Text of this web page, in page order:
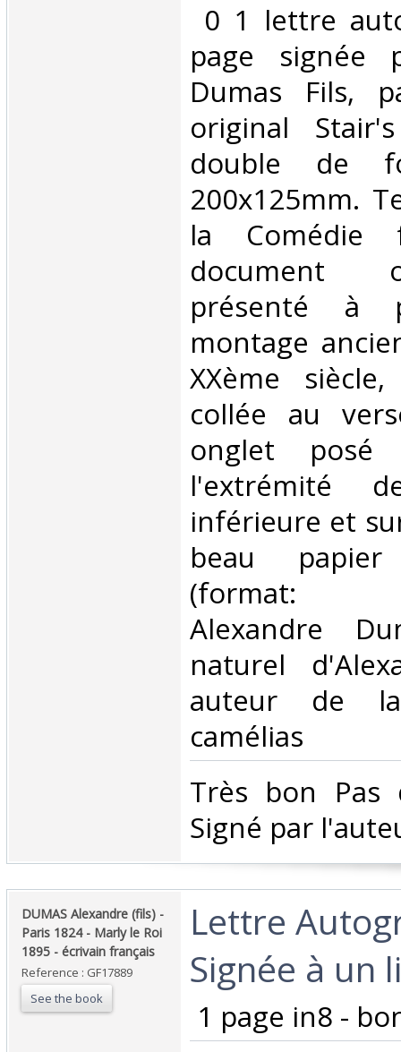
0 1 lettre
page signée
Dumas Fils,
original
double de
200x125mm.
la Comédie
document
présenté à
montage
XXème
collée au
onglet
l'extrémité
inférieure et
beau
(format:
Alexandre
naturel
auteur de
camélias ‎
‎Très bon Pas
Signé par
‎DUMAS Alexandre (fils) -
Paris 1824 - Marly le Roi
1895 - écrivain français ‎
Reference : GF17889
See the book
‎Lettre
Signée à un
1 page in8 -